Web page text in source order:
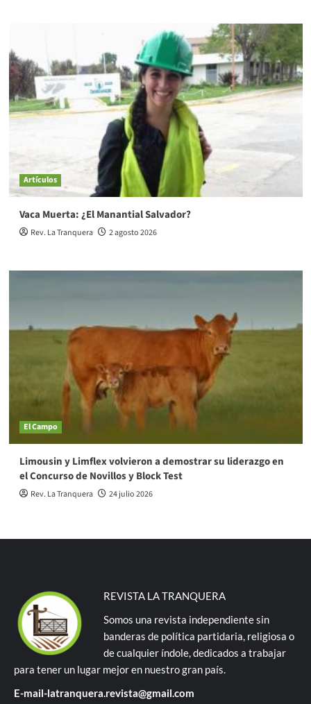
Artículos
Vaca Muerta: ¿El Manantial Salvador?
Rev. La Tranquera 2 agosto 2026
El Campo
Limousin y Limflex volvieron a demostrar su liderazgo en
el Concurso de Novillos y Block Test
Rev. La Tranquera 24 julio 2026
REVISTA LA TRANQUERA
Somos una revista independiente sin
banderas de política partidaria, religiosa o
de cualquier índole, dedicados a trabajar
para tener un lugar mejor en nuestro gran país.
E-mail-latranquera.revista@gmail.com